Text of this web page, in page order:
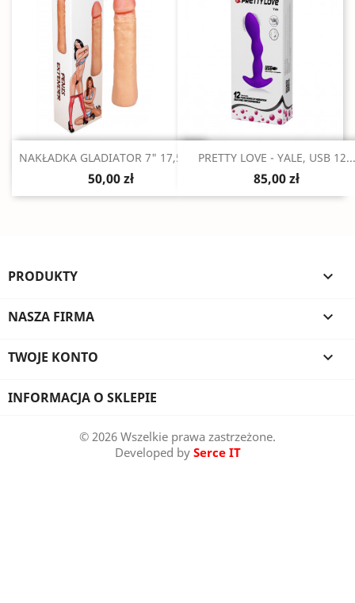
Szybki podgląd
NAKŁADKA GLADIATOR 7" 17,5 CM
50,00 zł
 Szybki podgląd
PRETTY LOVE - YALE, USB 12...
85,00 zł
PRODUKTY 
NASZA FIRMA 
TWOJE KONTO 
INFORMACJA O SKLEPIE
© 2026 Wszelkie prawa zastrzeżone.
Developed by Serce IT